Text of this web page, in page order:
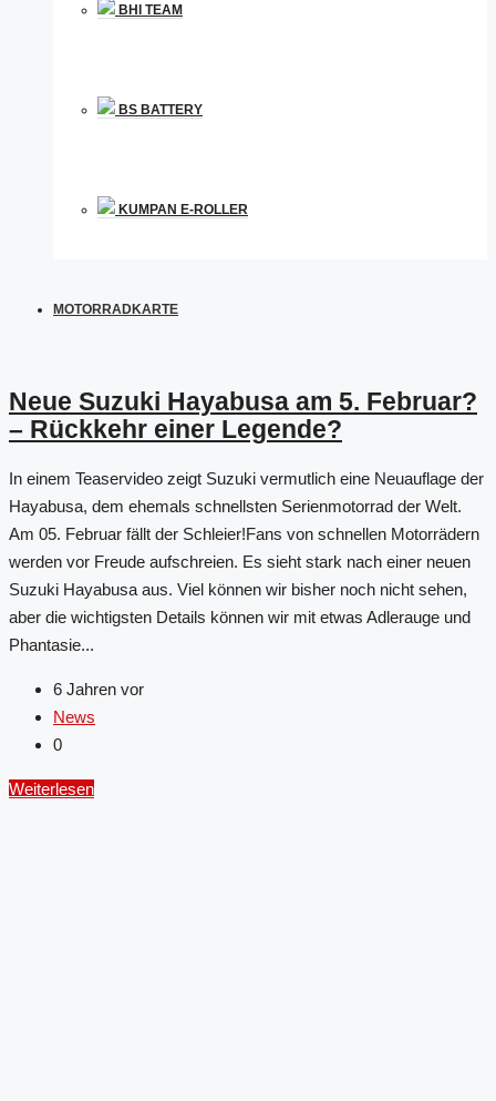
BHI TEAM
BS BATTERY
KUMPAN E-ROLLER
MOTORRADKARTE
Neue Suzuki Hayabusa am 5. Februar?
– Rückkehr einer Legende?
In einem Teaservideo zeigt Suzuki vermutlich eine Neuauflage der
Hayabusa, dem ehemals schnellsten Serienmotorrad der Welt.
Am 05. Februar fällt der Schleier!Fans von schnellen Motorrädern
werden vor Freude aufschreien. Es sieht stark nach einer neuen
Suzuki Hayabusa aus. Viel können wir bisher noch nicht sehen,
aber die wichtigsten Details können wir mit etwas Adlerauge und
Phantasie...
6 Jahren vor
News
0
Weiterlesen